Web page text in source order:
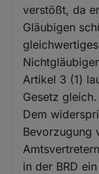
verstößt, da
Gläubigen
Artikel 3 (1)
Gesetz gleich.
Dem
Bevorzugung
in der BRD